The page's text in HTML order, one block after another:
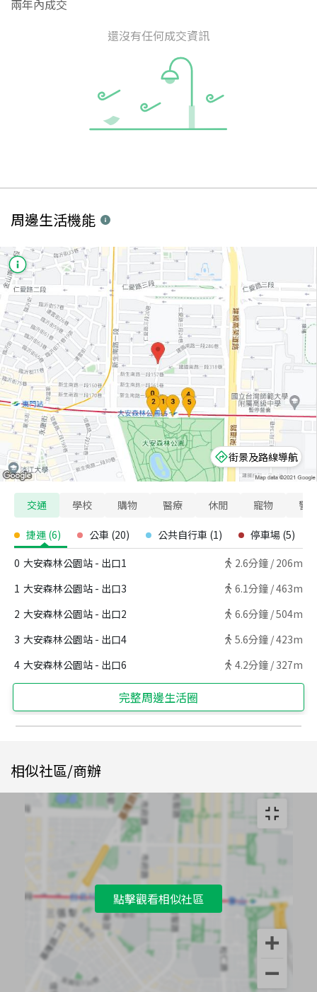
兩年內成交
還沒有任何成交資訊
周邊生活機能
街景及路線導航
交通 學校 購物 醫療 休閒 寵物 警
捷運 (6) 公車 (20) 公共自行車 (1) 停車場 (5)
0 大安森林公園站 - 出口1 2.6分鐘 / 206m
1 大安森林公園站 - 出口3 6.1分鐘 /463m
2 大安森林公園站 - 出口2 6.6分鐘 /504m
3 大安森林公園站 - 出口4 5.6分鐘 /423m
4 大安森林公園站 - 出口6 4.2分鐘 / 327m
完整周邊生活圈
相似社區/商辦
點擊觀看相似社區